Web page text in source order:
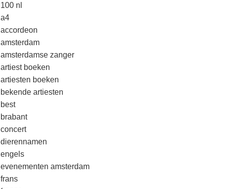
100 nl
a4
accordeon
amsterdam
amsterdamse zanger
artiest boeken
artiesten boeken
bekende artiesten
best
brabant
concert
dierennamen
engels
evenementen amsterdam
frans